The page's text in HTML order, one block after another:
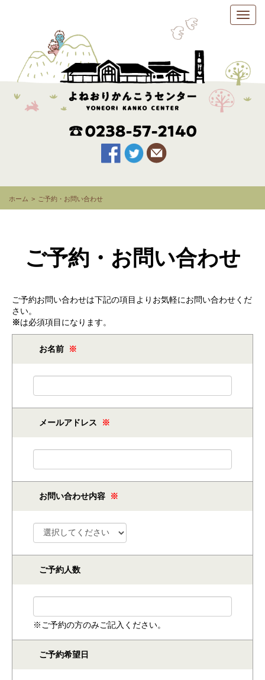
ホーム ご予約・お問い合わせ
ご予約・お問い合わせ
ご予約お問い合わせは下記の項目よりお気軽にお問い合わせくだ
さい。
※は必須項目になります。
お名前 ※
メールアドレス ※
お問い合わせ内容 ※
ご予約人数
※ご予約の方のみご記入ください。
ご予約希望日